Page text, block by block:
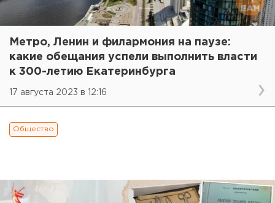
Метро, Ленин и филармония на паузе:
какие обещания успели выполнить власти
к 300-летию Екатеринбурга
17 августа 2023 в 12:16
Общество